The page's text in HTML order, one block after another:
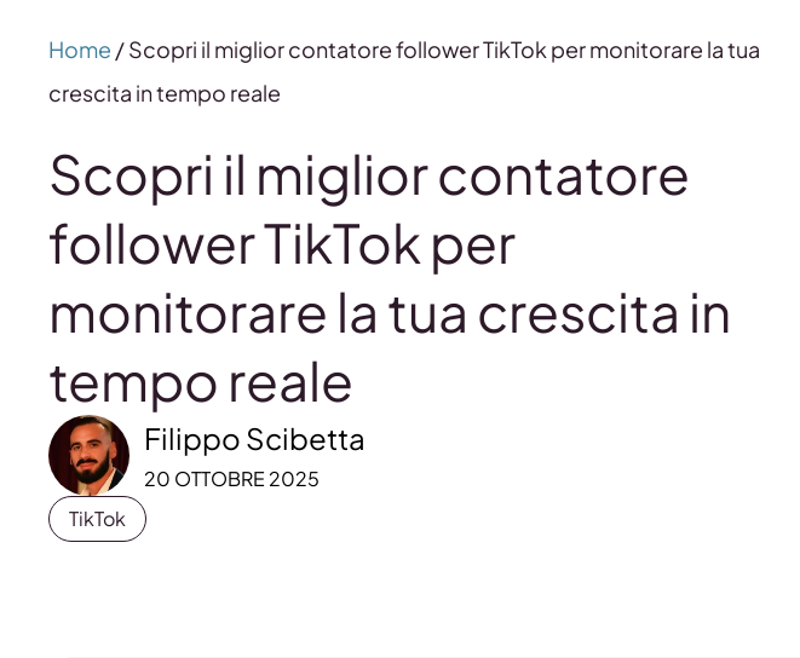
Home /Scopri il miglior contatore follower TikTok per monitorare la tua
crescita in tempo reale
Scopri il miglior contatore
follower TikTok per
monitorare la tua crescita in
tempo reale
Filippo Scibetta
20 OTTOBRE 2025
TikTok